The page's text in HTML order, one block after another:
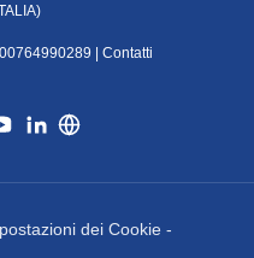
| Contatti
dei Cookie -